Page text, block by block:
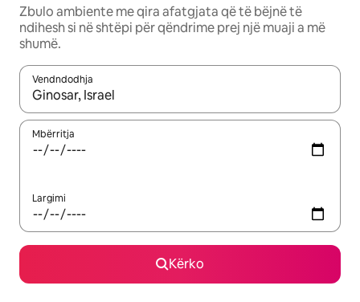
Zbulo ambiente me qira afatgjata që të bëjnë të
ndihesh si në shtëpi për qëndrime prej një muaji a më
shumë.
Vendndodhja
Kur rezultatet të jenë të disponueshme, lëviz me butonat e
Mbërritja
Largimi
Kërko